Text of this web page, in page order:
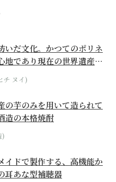
いだ文化。かつてのポリネ
地であり現在の世界遺産か
...
チ ヌイ)
の芋のみを用いて造られて
造の本格焼酎
)
イドで製作する、高機能か
耳あな型補聴器